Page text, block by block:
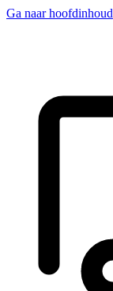
Ga naar hoofdinhoud